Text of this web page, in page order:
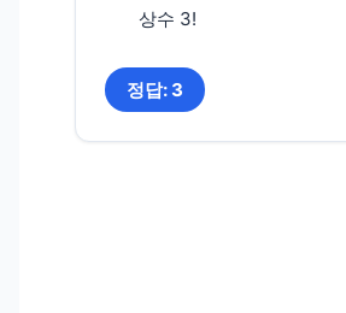
상수 3!
정답: 3